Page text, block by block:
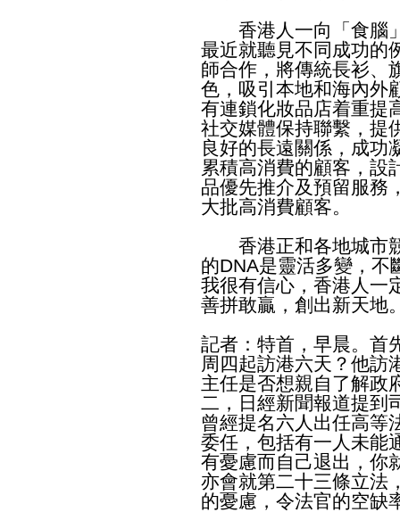
香港人一向「食腦」
最近就聽見不同成功的
師合作，將傳統長衫、
色，吸引本地和海內外
有連鎖化妝品店着重提
社交媒體保持聯繫，提
良好的長遠關係，成功
累積高消費的顧客，設
品優先推介及預留服務
大批高消費顧客。
香港正和各地城市競
的DNA是靈活多變，不
我很有信心，香港人一
善拼敢贏，創出新天地
記者：特首，早晨。首
周四起訪港六天？他訪
主任是否想親自了解政
二，日經新聞報道提到
曾經提名六人出任高等
委任，包括有一人未能
有憂慮而自己退出，你
亦會就第二十三條立法
的憂慮，令法官的空缺